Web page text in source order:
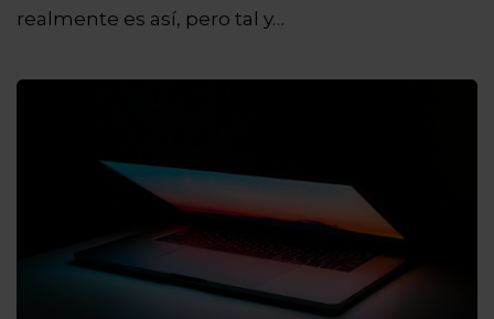
realmente es así, pero tal y…